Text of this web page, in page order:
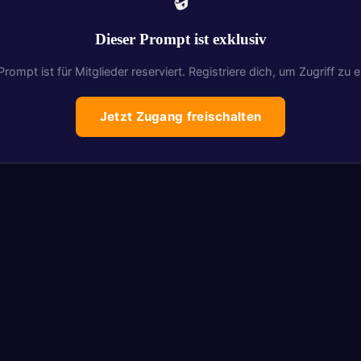
Dieser Prompt ist exklusiv
ist für Mitglieder reserviert. Registriere dich, um Zugriff zu
Jetzt Zugang freischalten